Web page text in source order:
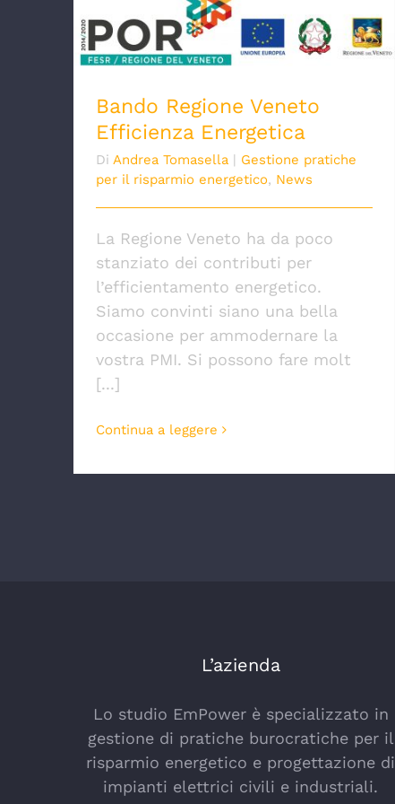
Bando Regione Veneto Efficienza
Energetica
Bando Regione Veneto
Efficienza Energetica
Di Andrea Tomasella
Gestione pratiche
per il risparmio energetico, News
La Regione Veneto ha da poco
stanziato dei contributi per
l’efficientamento energetico.
Siamo convinti siano una bella
occasione per ammodernare la
vostra PMI. Si possono fare molt
[...]
Continua a leggere
L’azienda
Lo studio EmPower è specializzato in
gestione di pratiche burocratiche per il
risparmio energetico e progettazione di
impianti elettrici civili e industriali.